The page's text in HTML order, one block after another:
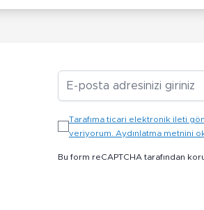
Tarafıma ticari elektronik ileti
veriyorum. Aydınlatma metnini
Bu form reCAPTCHA tarafından